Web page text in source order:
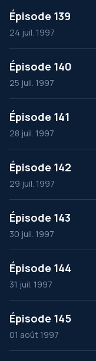
Épisode 139
24 juil. 1997
Épisode 140
25 juil. 1997
Épisode 141
28 juil. 1997
Épisode 142
29 juil. 1997
Épisode 143
30 juil. 1997
Épisode 144
31 juil. 1997
Épisode 145
01 août 1997